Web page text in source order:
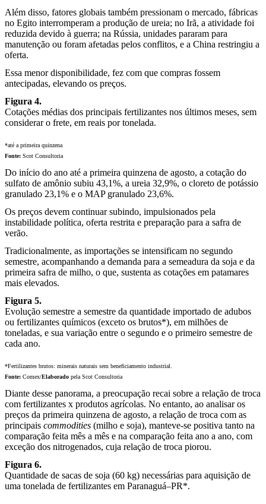
Além disso, fatores globais também pressionam o mercado, fábricas
no Egito interromperam a produção de ureia; no Irã, a atividade foi
reduzida devido à guerra; na Rússia, unidades pararam para
manutenção ou foram afetadas pelos conflitos, e a China restringiu a
oferta.
Essa menor disponibilidade, fez com que compras fossem
antecipadas, elevando os preços.
Figura 4.
Cotações médias dos principais fertilizantes nos últimos meses, sem
considerar o frete, em reais por tonelada.
*até a primeira quinzena
Fonte: Scot Consultoria
Do início do ano até a primeira quinzena de agosto, a cotação do
sulfato de amônio subiu 43,1%, a ureia 32,9%, o cloreto de potássio
granulado 23,1% e o MAP granulado 23,6%.
Os preços devem continuar subindo, impulsionados pela
instabilidade política, oferta restrita e preparação para a safra de
verão.
Tradicionalmente, as importações se intensificam no segundo
semestre, acompanhando a demanda para a semeadura da soja e da
primeira safra de milho, o que, sustenta as cotações em patamares
mais elevados.
Figura 5.
Evolução semestre a semestre da quantidade importado de adubos
ou fertilizantes químicos (exceto os brutos*), em milhões de
toneladas, e sua variação entre o segundo e o primeiro semestre de
cada ano.
*Fertilizantes brutos: minerais naturais sem beneficiamento industrial.
Fonte: Comex/Elaborado pela Scot Consultoria
Diante desse panorama, a preocupação recai sobre a relação de troca
com fertilizantes x produtos agrícolas. No entanto, ao analisar os
preços da primeira quinzena de agosto, a relação de troca com as
principais commodities (milho e soja), manteve-se positiva tanto na
comparação feita mês a mês e na comparação feita ano a ano, com
exceção dos nitrogenados, cuja relação de troca piorou.
Figura 6.
Quantidade de sacas de soja (60 kg) necessárias para aquisição de
uma tonelada de fertilizantes em Paranaguá–PR*.